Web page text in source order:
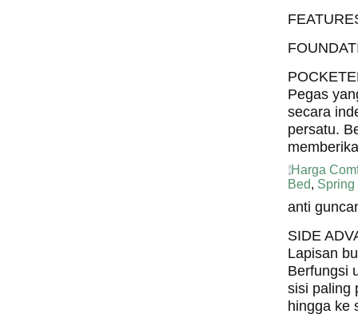
Harga
Bed, Spring
Pegas
secara
persatu.
anti
SIDE
Lapisan
Berfungsi
sisi paling
hingga ke